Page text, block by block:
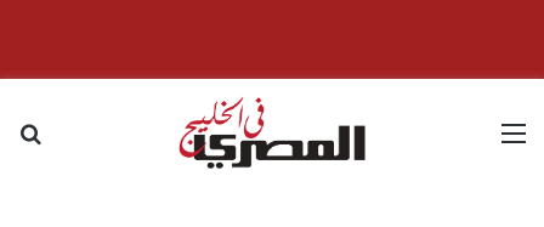
القائمة